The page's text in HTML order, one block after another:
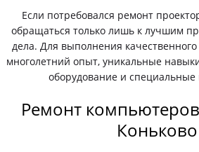
Если потребовался ремонт
обращаться только лишь к лучшим
дела. Для выполнения
многолетний опыт, уникальные
оборудование и
Ремонт
Коньково